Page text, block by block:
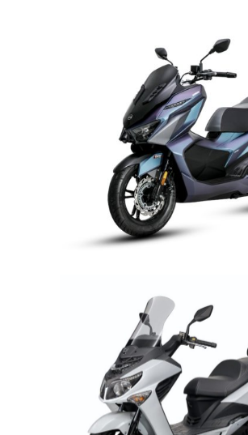
SYM SKÚTRY 125
JET X 125I LC CBS
79.990M- VČ
SYM SKÚTRY 125
JOYRIDE S 125
99.990,- VČ DPH